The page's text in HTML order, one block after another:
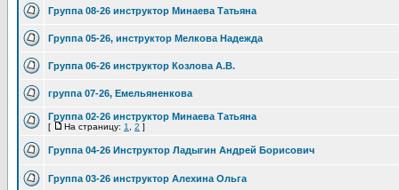
Группа 08-26 инструктор Минаева Татьяна
Группа 05-26, инструктор Мелкова Надежда
Группа 06-26 инструктор Козлова А.В.
группа 07-26, Емельяненкова
Группа 02-26 инструктор Минаева Татьяна
[ На страницу: 1 2 ]
Группа 04-26 Инструктор Ладыгин Андрей Борисович
Группа 03-26 инструктор Алехина Ольга